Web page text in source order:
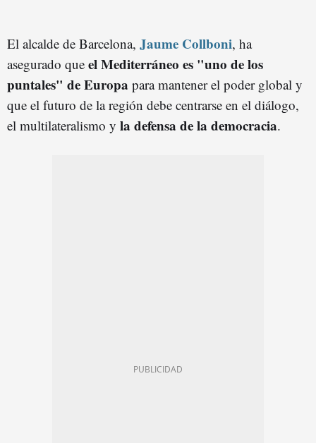
El alcalde de Barcelona, Jaume Collboni, ha
asegurado que el Mediterráneo es "uno de los
puntales" de Europa para mantener el poder global y
que el futuro de la región debe centrarse en el diálogo,
el multilateralismo y la defensa de la democracia.